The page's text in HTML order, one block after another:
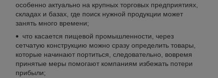
особенно актуально на крупных торговых предприятиях,
складах и базах, где поиск нужной продукции может
занять много времени;
что касается пищевой промышленности, через
сетчатую конструкцию можно сразу определить товары,
которые начинают портиться, следовательно, вовремя
принятые меры помогают компаниям избежать потери
прибыли;